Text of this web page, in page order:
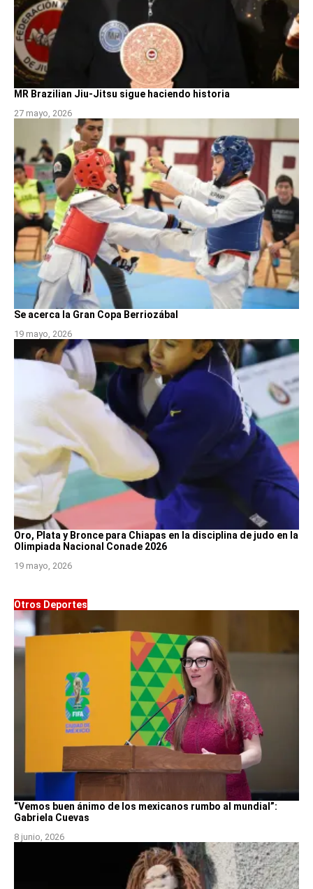
MR Brazilian Jiu-Jitsu sigue haciendo historia
27 mayo, 2026
Se acerca la Gran Copa Berriozábal
19 mayo, 2026
Oro, Plata y Bronce para Chiapas en la disciplina de judo en la
Olimpiada Nacional Conade 2026
19 mayo, 2026
Otros Deportes
“Vemos buen ánimo de los mexicanos rumbo al mundial”:
Gabriela Cuevas
8 junio, 2026